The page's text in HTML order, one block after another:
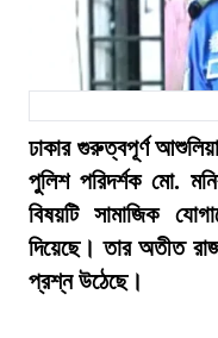
ঢাকার গুরুত্বপূর্ণ
পুলিশ পরিদর্শক মো.
বিষয়টি সামাজিক
দিয়েছে। তার অতীত
প্রশ্ন উঠেছে।